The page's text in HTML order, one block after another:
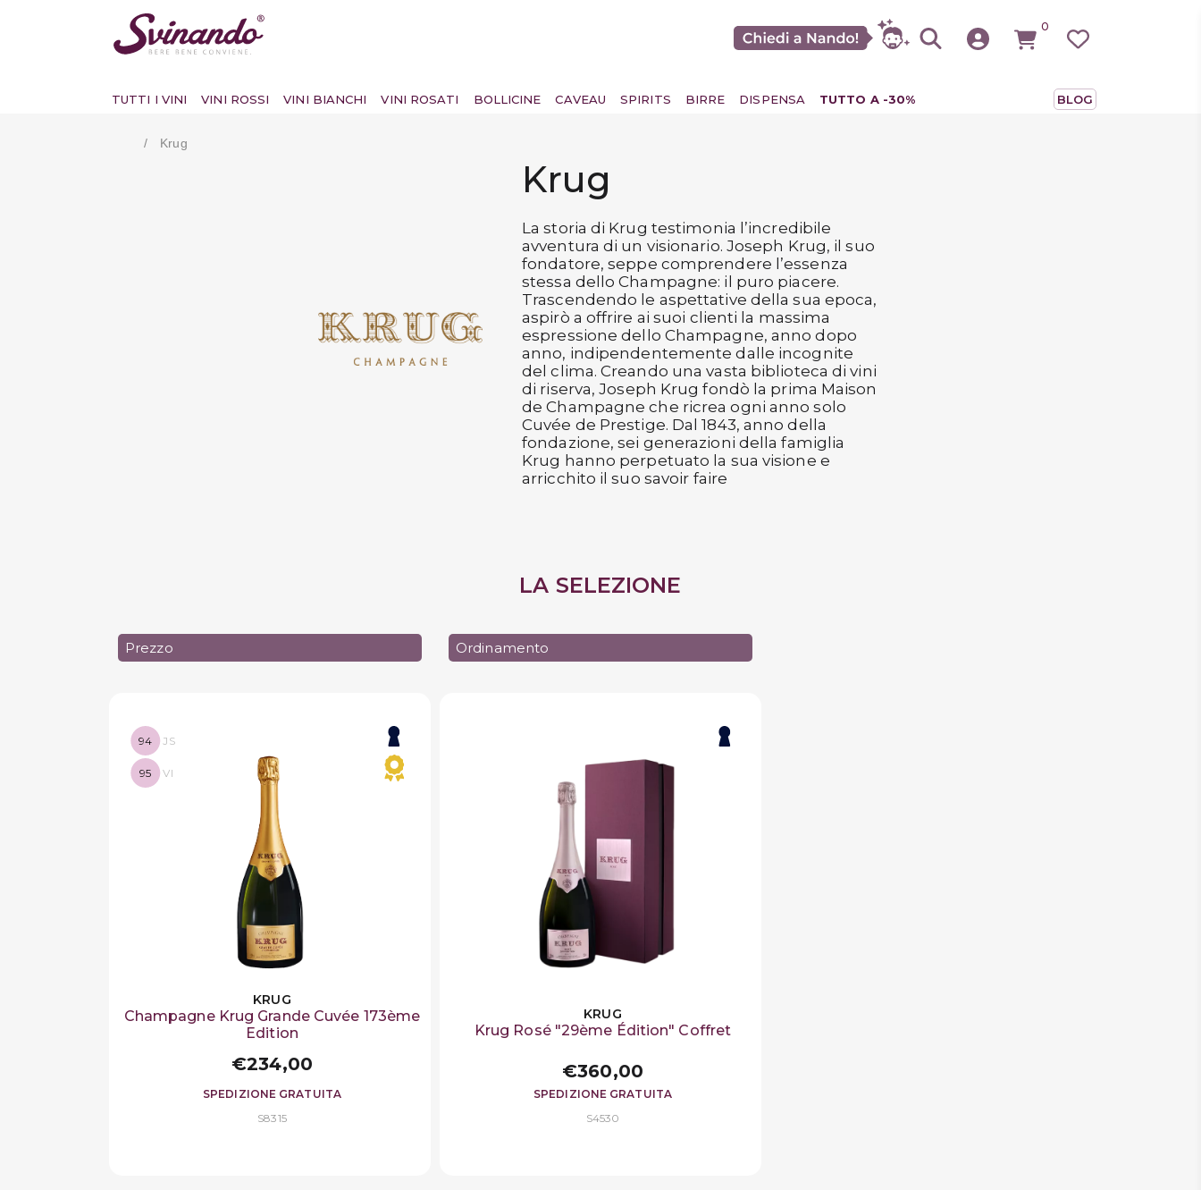
0
TUTTI I VINI VINI ROSSI VINI BIANCHI VINI ROSATI BOLLICINE CAVEAU SPIRITS BIRRE DISPENSA TUTTO A -30% BLOG
Krug
Krug
La storia di Krug testimonia l’incredibile
avventura di un visionario. Joseph Krug, il suo
fondatore, seppe comprendere l’essenza
stessa dello Champagne: il puro piacere.
Trascendendo le aspettative della sua epoca,
aspirò a offrire ai suoi clienti la massima
espressione dello Champagne, anno dopo
anno, indipendentemente dalle incognite
del clima. Creando una vasta biblioteca di vini
di riserva, Joseph Krug fondò la prima Maison
de Champagne che ricrea ogni anno solo
Cuvée de Prestige. Dal 1843, anno della
fondazione, sei generazioni della famiglia
Krug hanno perpetuato la sua visione e
arricchito il suo savoir faire
LA SELEZIONE
Prezzo Ordinamento
94 JS
95 VI
KRUG
Champagne Krug Grande Cuvée 173ème
Edition
€234,00
SPEDIZIONE GRATUITA
S8315
KRUG
Krug Rosé "29ème Édition" Coffret
€360,00
SPEDIZIONE GRATUITA
S4530